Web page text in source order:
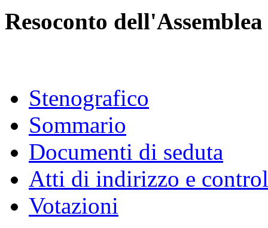
Resoconto dell'Assemblea
Stenografico
Sommario
Documenti di seduta
Atti di indirizzo e
Votazioni